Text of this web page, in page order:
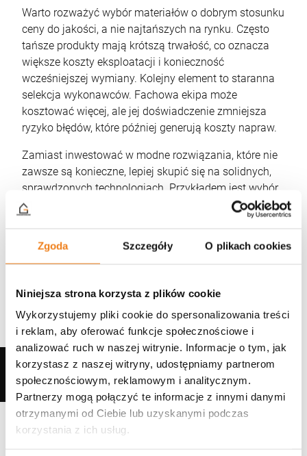
Zgoda Szczegóły O plikach cookies
Niniejsza strona korzysta z plików cookie
Wykorzystujemy pliki cookie do spersonalizowania treści
i reklam, aby oferować funkcje społecznościowe i
analizować ruch w naszej witrynie. Informacje o tym, jak
korzystasz z naszej witryny, udostępniamy partnerom
społecznościowym, reklamowym i analitycznym.
Partnerzy mogą połączyć te informacje z innymi danymi
otrzymanymi od Ciebie lub uzyskanymi podczas
korzystania z ich usług.
Warto rozważyć wybór materiałów o dobrym stosunku
ceny do jakości, a nie najtańszych na rynku. Często
tańsze produkty mają krótszą trwałość, co oznacza
większe koszty eksploatacji i konieczność
wcześniejszej wymiany. Kolejny element to staranna
selekcja wykonawców. Fachowa ekipa może
kosztować więcej, ale jej doświadczenie zmniejsza
ryzyko błędów, które później generują koszty napraw.
Zamiast inwestować w modne rozwiązania, które nie
zawsze są konieczne, lepiej skupić się na solidnych,
sprawdzonych technologiach. Przykładem jest wybór
dachówki ceramicznej o klasycznym wzorze – może
być droższa na starcie, ale jej trwałość i łatwość
Jakie są sposoby na optymalizację
kosztów dachu?
Optymalizacja kosztów nie oznacza rezygnacji z
jakości. Istnieją sposoby na zredukowanie wydatków,
które nie wpłyną negatywnie na trwałość i
funkcjonalność dachu:
Projekt dopasowany do potrzeb –
skomplikowane konstrukcje dachu, takie jak
liczne lukarny czy nietypowe kształty, znacznie
podnoszą koszt wykonania. Prostszy projekt to